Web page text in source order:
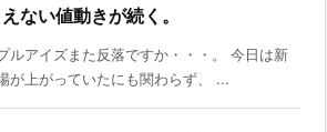
ない値動きが続く。
ルアイズまた反落ですか・・・。 今日は新
が上がっていたにも関わらず、 ...